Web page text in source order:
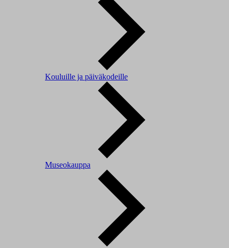
Kouluille ja päiväkodeille
Museokauppa